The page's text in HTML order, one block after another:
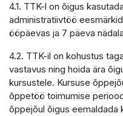
4.1. TTK-l on õigus
administratiivtöö
ööpäevas ja 7 päeva
4.2. TTK-il on kohustus
vastavus ning hoida ära
kursustele. Kursuse
õppetöö toimumise
õppejõul õigus eemaldada